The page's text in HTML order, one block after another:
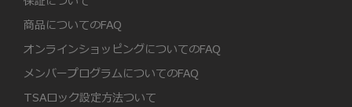
商品についてのFAQ
オンラインショッピングについてのFAQ
メンバープログラムについてのFAQ
TSAロック設定方法ついて